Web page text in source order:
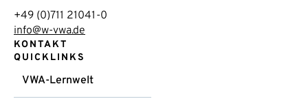
+49 (0)711 21041-0
info@w-vwa.de
KONTAKT
QUICKLINKS
VWA-Lernwelt